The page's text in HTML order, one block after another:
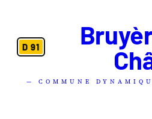
D 91
— COMMUNE